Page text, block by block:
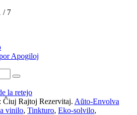
/ 7
Apogiloj
la retejo
Rajtoj Rezervitaj. Aŭto-Envolva
vinilo, Tinkturo, Eko-solvilo,